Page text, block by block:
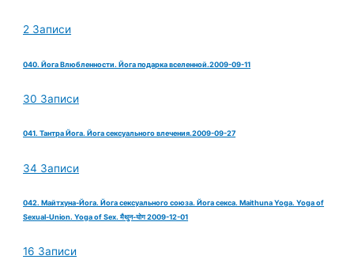
2 Записи
040. Йога Влюбленности. Йога подарка вселенной.2009-09-11
30 Записи
041. Тантра Йога. Йога сексуального влечения.2009-09-27
34 Записи
042. Майтхуна-Йога. Йога сексуального союза. Йога секса. Maithuna Yoga. Yoga of
Sexual-Union. Yoga of Sex. मैथुन-योग 2009-12-01
16 Записи